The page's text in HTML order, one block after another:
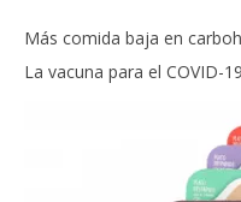
Más comida baja en
La vacuna para el COVID-